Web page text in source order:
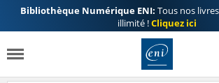
Bibliothèque Numérique ENI: Tous nos
illimité !Cliquez ici